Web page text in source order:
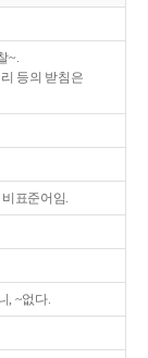
~.
등의 받침은
비표준어임.
, ~없다.